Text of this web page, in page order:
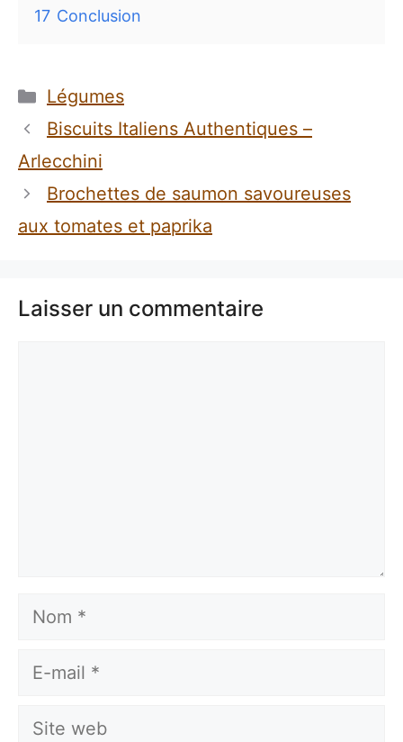
17 Conclusion
Catégories
Légumes
Biscuits Italiens Authentiques –
Arlecchini
Brochettes de saumon savoureuses
aux tomates et paprika
Laisser un commentaire
Nom
E-
Site